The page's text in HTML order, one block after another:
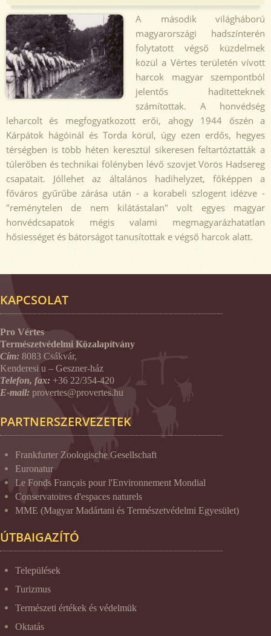
A második világháború
magyarországi hadszínterén
folytatott végső küzdelmek
közül a Vértes területén vívott
harcok magyar szempontból
jelentős haditetteknek
számítottak. A honvédség
leharcolt és megfogyatkozott erői, ahogy 1944 őszén a
Kárpátok hágóinál és Torda körül, úgy ezen erdős, hegyes
térségben is több héten keresztül sikeresen feltartóztatták a
túlerőben és technikai fölényben lévő szovjet Vörös Hadsereg
csapatait. Jóllehet az általános hadihelyzet, főképpen a
főváros gyűrűbe zárása után - a korabeli szlogent idézve -
"reménytelen de nem kilátástalan" volt egyes magyar
honvédcsapatok mégis valami megmagyarázhatatlan
hősiességet és bátorságot tanusítottak e végső harcok alatt.
KAPCSOLAT
Pro Vértes
Természetvédelmi Közalapítvány
Cím: 8083 Csákvár,
Kenderesi u – Geszner-ház
Telefon, fax: +36 22/354-420
E-mail: provertes@provertes.hu
PARTNERSZERVEZETEK
Frankfurter Zoologische Gesellschaft
Euronatur
Le Fonds Français pour l'Environnement Mondial
Conservatoires d'espaces naturels
MME (Magyar Madártani és Természetvédelmi Egyesület)
ÚTBAIGAZÍTÓ
Települések
Turizmus
Természeti értékek és védelmük
Oktatás